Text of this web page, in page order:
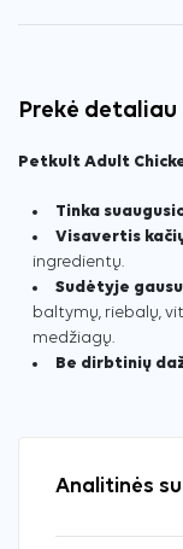
Prekė detaliau
Petkult Adult
Tinka
Visavertis
ingredientų.
Sudėtyje
baltymų, riebalų,
medžiagų.
Be dirbtinių
Analitinės